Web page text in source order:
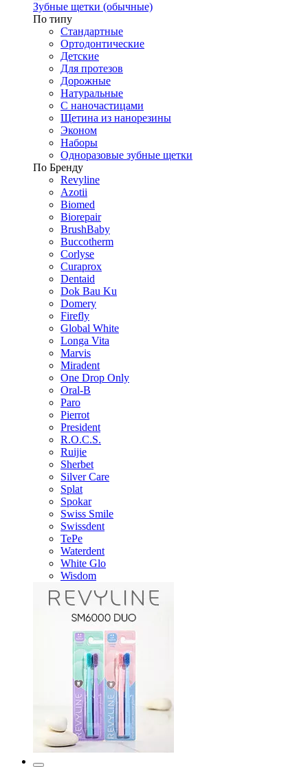
Зубные щетки (обычные)
По типу
Стандартные
Ортодонтические
Детские
Для протезов
Дорожные
Натуральные
С наночастицами
Щетина из нанорезины
Эконом
Наборы
Одноразовые зубные щетки
По Бренду
Revyline
Azotii
Biomed
Biorepair
BrushBaby
Buccotherm
Corlyse
Curaprox
Dentaid
Dok Bau Ku
Domery
Firefly
Global White
Longa Vita
Marvis
Miradent
One Drop Only
Oral-B
Paro
Pierrot
President
R.O.C.S.
Ruijie
Sherbet
Silver Care
Splat
Spokar
Swiss Smile
Swissdent
TePe
Waterdent
White Glo
Wisdom